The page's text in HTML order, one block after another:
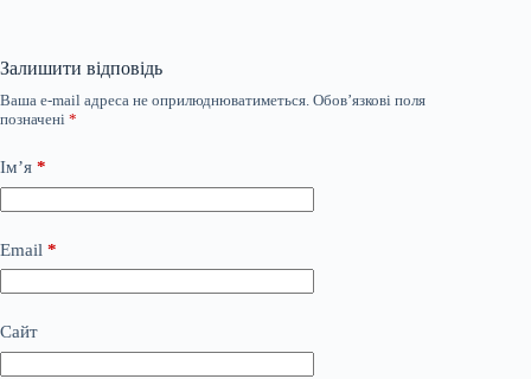
Залишити відповідь
Ваша e-mail адреса не оприлюднюватиметься. Обов’язкові поля
позначені *
Ім’я *
Email *
Сайт